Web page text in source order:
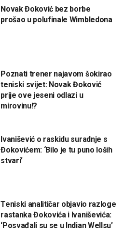
Novak Đoković bez borbe
prošao u polufinale Wimbledona
Poznati trener najavom šokirao
teniski svijet: Novak Đoković
prije ove jeseni odlazi u
mirovinu!?
Ivanišević o raskidu suradnje s
Đokovićem: ‘Bilo je tu puno loših
stvari’
Teniski analitičar objavio razloge
rastanka Đokovića i Ivaniševića:
‘Posvađali su se u Indian Wellsu’